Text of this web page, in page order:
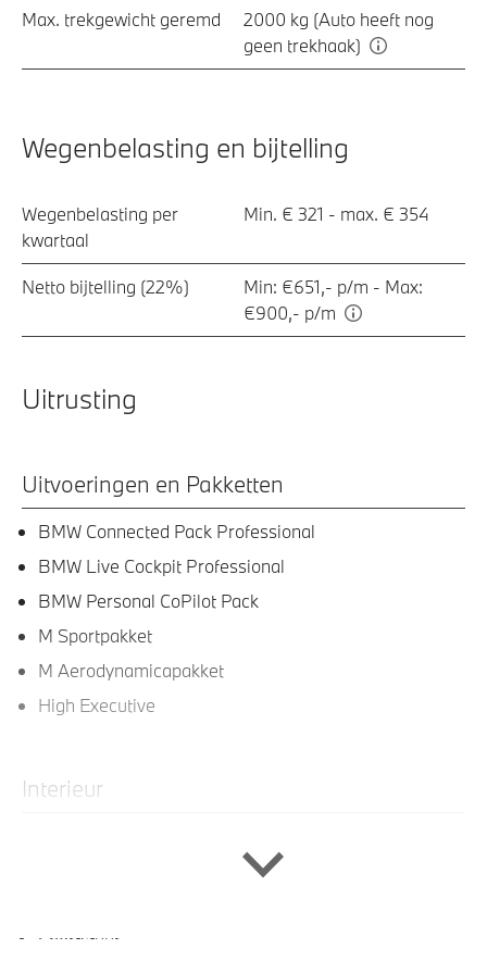
Max. trekgewicht geremd
2000 kg (Auto heeft nog
geen trekhaak)
Wegenbelasting en bijtelling
Wegenbelasting per
kwartaal
Min. € 321 - max. € 354
Netto bijtelling (22%)
Min: €651,- p/m - Max:
€900,- p/m
Uitrusting
Uitvoeringen en Pakketten
BMW Connected Pack Professional
BMW Live Cockpit Professional
BMW Personal CoPilot Pack
M Sportpakket
M Aerodynamicapakket
High Executive
Interieur
Verstelbare leuning achterbank
Sportstuur